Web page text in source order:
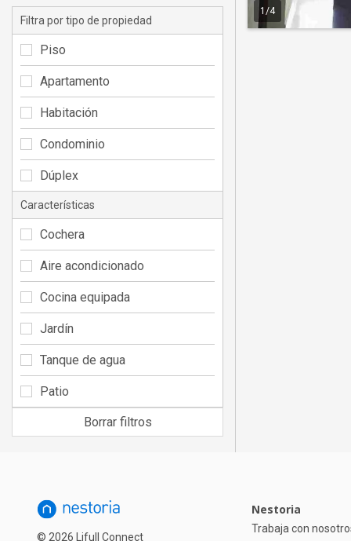
1 /4
Filtra por tipo de propiedad
Piso
Apartamento
Habitación
Condominio
Dúplex
Características
Cochera
Aire acondicionado
Cocina equipada
Jardín
Tanque de agua
Patio
Borrar filtros
© 2026 Lifull Connect
Nestoria
Trabaja con